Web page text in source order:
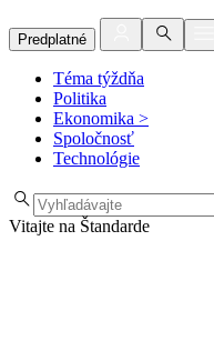
Predplatné
Téma týždňa
Politika
Ekonomika >
Spoločnosť
Technológie
Vitajte na Štandarde